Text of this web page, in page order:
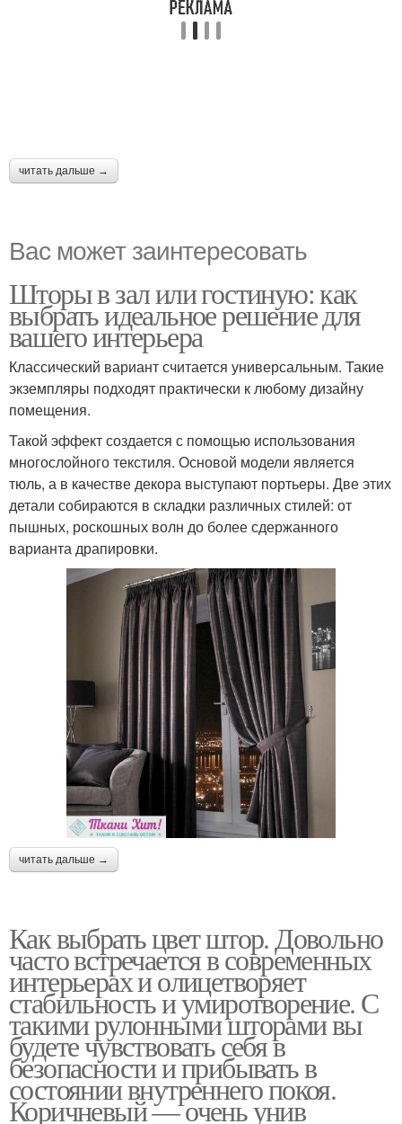
читать дальше →
Вас может заинтересовать
Шторы в зал или гостиную: как
выбрать идеальное решение для
вашего интерьера
Классический вариант считается универсальным. Такие
экземпляры подходят практически к любому дизайну
помещения.
Такой эффект создается с помощью использования
многослойного текстиля. Основой модели является
тюль, а в качестве декора выступают портьеры. Две этих
детали собираются в складки различных стилей: от
пышных, роскошных волн до более сдержанного
варианта драпировки.
читать дальше →
Как выбрать цвет штор. Довольно
часто встречается в современных
интерьерах и олицетворяет
стабильность и умиротворение. С
такими рулонными шторами вы
будете чувствовать себя в
безопасности и прибывать в
состоянии внутреннего покоя.
Коричневый — очень унив